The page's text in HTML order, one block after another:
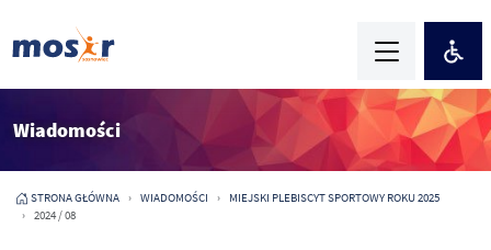
Wiadomości
STRONA GŁÓWNA WIADOMOŚCI
MIEJSKI PLEBISCYT SPORTOWY ROKU 2025
2024 / 08